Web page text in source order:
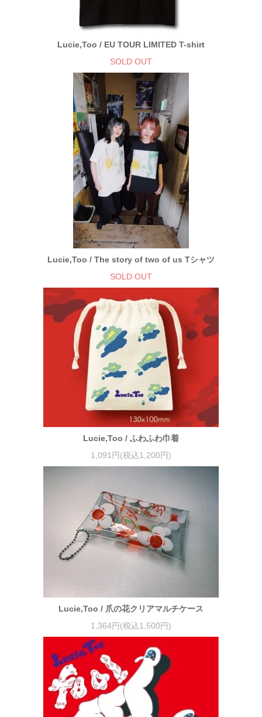
Lucie,Too / EU TOUR LIMITED T-shirt
SOLD OUT
Lucie,Too / The story of two of us Tシャツ
SOLD OUT
Lucie,Too / ふわふわ巾着
1,091円(税込1,200円)
Lucie,Too / 爪の花クリアマルチケース
1,364円(税込1,500円)